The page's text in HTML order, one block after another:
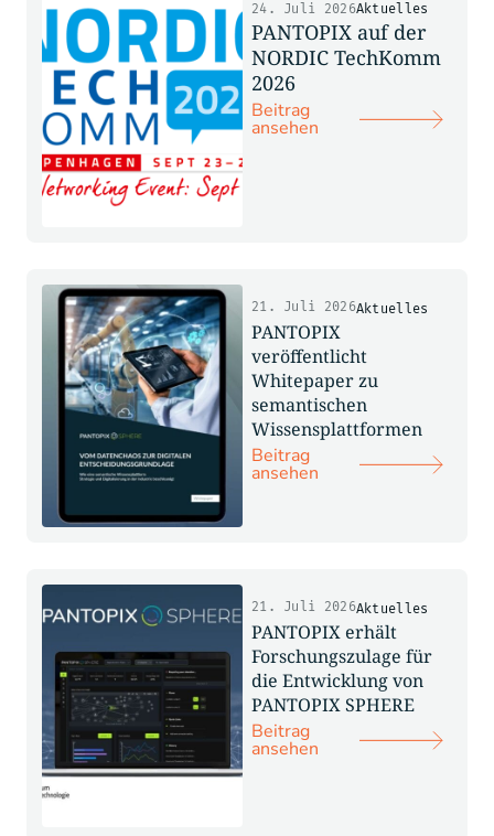
Aktuelles
24. Juli 2026
PANTOPIX auf der
NORDIC TechKomm
2026
Beitrag
ansehen
Aktuelles
21. Juli 2026
PANTOPIX
veröffentlicht
Whitepaper zu
semantischen
Wissensplattformen
Beitrag
ansehen
Aktuelles
21. Juli 2026
PANTOPIX erhält
Forschungszulage für
die Entwicklung von
PANTOPIX SPHERE
Beitrag
ansehen